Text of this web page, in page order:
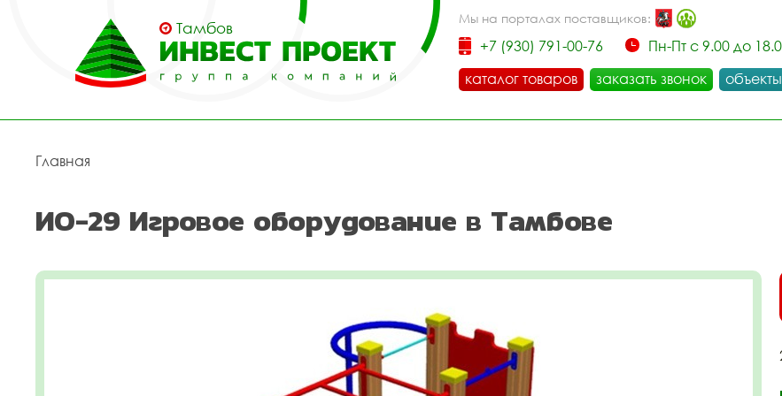
Тамбов
Мы на порталах поставщиков:
+7 (930) 791-00-76
Пн-Пт с 9.00 до
каталог товаров
заказать звонок объекты
Главная
ИО-29 Игровое оборудование в Тамбове